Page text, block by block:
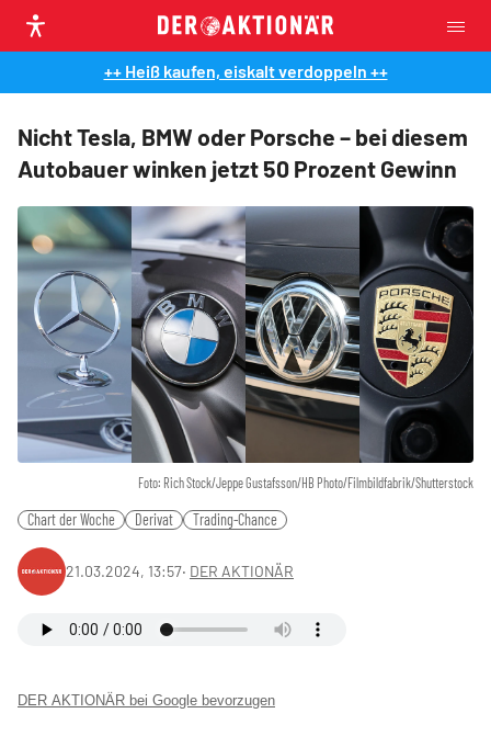
++ Heiß kaufen, eiskalt verdoppeln ++
Nicht Tesla, BMW oder Porsche – bei diesem
Autobauer winken jetzt 50 Prozent Gewinn
Foto: Rich Stock/Jeppe Gustafsson/HB Photo/Filmbildfabrik/Shutterstock
Chart der Woche Derivat Trading-Chance
21.03.2024, 13:57‧ DER AKTIONÄR
DER AKTIONÄR bei Google bevorzugen